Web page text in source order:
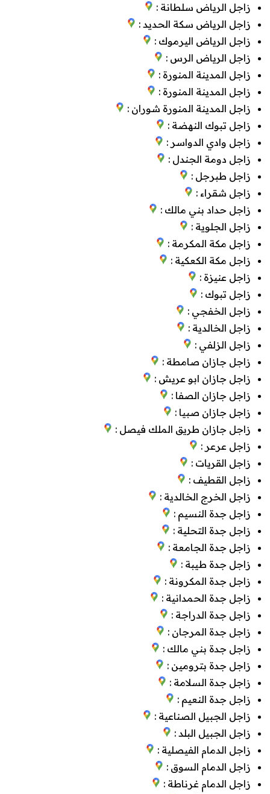
زاجل الرياض سلطانة :
زاجل الرياض سكة الحديد :
زاجل الرياض اليرموك :
زاجل الرياض الرس :
زاجل المدينة المنورة :
زاجل المدينة المنورة :
زاجل المدينة المنورة شوران :
زاجل تبوك النهضة :
زاجل وادي الدواسر :
زاجل دومة الجندل :
زاجل طبرجل :
زاجل شقراء :
زاجل حداد بني مالك :
زاجل الجلوية :
زاجل مكة المكرمة :
زاجل مكة الكعكية :
زاجل عنيزة :
زاجل تبوك :
زاجل الخفجي :
زاجل الخالدية :
زاجل الزلفي :
زاجل جازان صامطة :
زاجل جازان ابو عريش :
زاجل جازان الصفا :
زاجل جازان صبيا :
زاجل جازان طريق الملك فيصل :
زاجل عرعر :
زاجل القريات :
زاجل القطيف :
زاجل الخرج الخالدية :
زاجل جدة النسيم :
زاجل جدة التحلية :
زاجل جدة الجامعة :
زاجل جدة طيبة :
زاجل جدة المكرونة :
زاجل جدة الحمدانية :
زاجل جدة الدراجة :
زاجل جدة المرجان :
زاجل جدة بني مالك :
زاجل جدة بترومين :
زاجل جدة السلامة :
زاجل جدة النعيم :
زاجل الجبيل الصناعية :
زاجل الجبيل البلد :
زاجل الدمام الفيصلية :
زاجل الدمام السوق :
زاجل الدمام غرناطة :